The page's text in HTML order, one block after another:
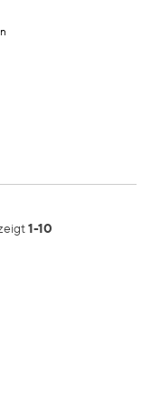
1-10